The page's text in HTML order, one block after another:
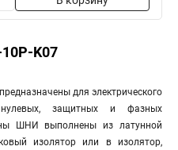
K07
для электрического
нулевых, защитных и фазных
ШНИ выполнены из латунной
изолятор или в изолятор,